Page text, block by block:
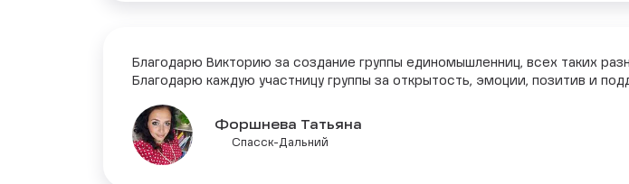
Благодарю Викторию за создание группы единомышленниц, всех таких
Благодарю каждую участницу группы за открытость, эмоции, позитив и
Форшнева Татьяна
Спасск-Дальний